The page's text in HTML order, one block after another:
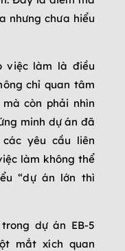
nhưng chưa hiểu
việc làm là điều
chỉ quan tâm
còn phải nhìn
minh dự án đã
yêu cầu liên
làm không thể
“dự án lớn thì
dự án EB-5
mắt xích quan